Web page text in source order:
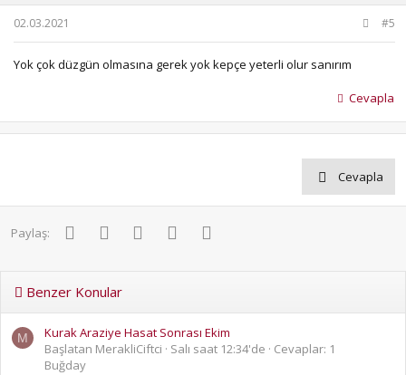
02.03.2021 #5
Yok çok düzgün olmasına gerek yok kepçe yeterli olur sanırım
Cevapla
Cevapla
Paylaş: FacebookTwitter PinterestWhatsApp
Benzer Konular
M
Kurak Araziye Hasat Sonrası Ekim
Başlatan MerakliCiftci
Salı saat 12:34'de
Cevaplar: 1
Buğday